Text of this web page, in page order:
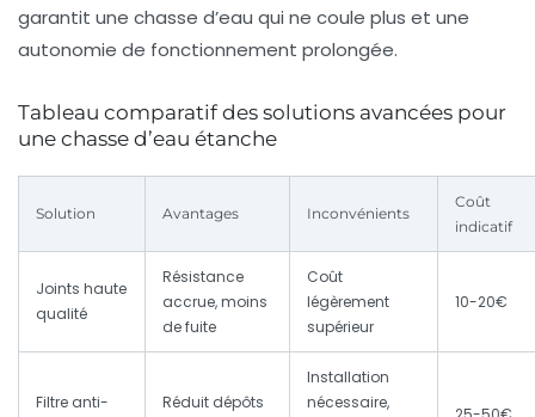
garantit une chasse d’eau qui ne coule plus et une
autonomie de fonctionnement prolongée.
Tableau comparatif des solutions avancées pour
une chasse d’eau étanche
Solution Avantages Inconvénients
Coût
indicatif
Joints haute
qualité
Résistance
accrue, moins
de fuite
Coût
légèrement
supérieur
10-20€
Filtre anti- Réduit dépôts
Installation
nécessaire,